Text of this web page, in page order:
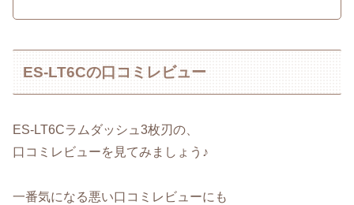
ES-LT6Cの口コミレビュー
ES-LT6Cラムダッシュ3枚刃の、
口コミレビューを見てみましょう♪
一番気になる悪い口コミレビューにも